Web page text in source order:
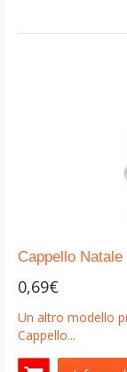
Cappello Natale
0,69€
Un altro modello
Cappello...